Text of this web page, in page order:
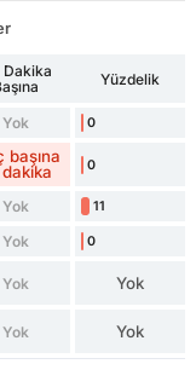
Yüzdelik
Yok 0
başına
dakika
0
Yok 11
Yok 0
Yok Yok
Yok Yok